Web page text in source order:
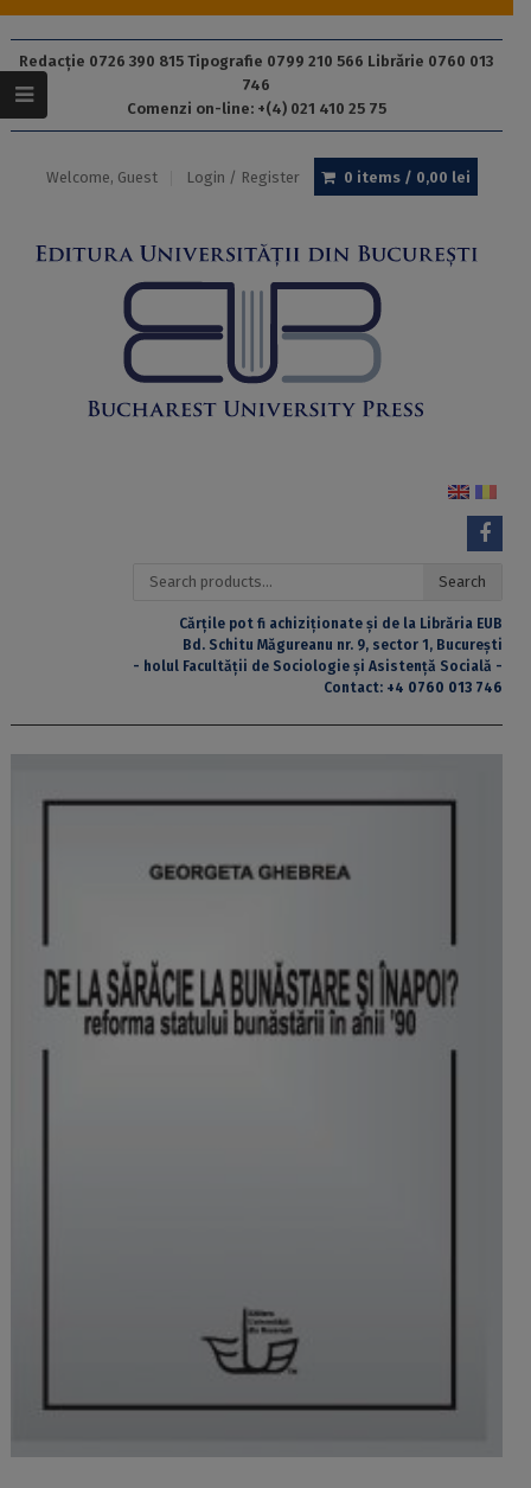
Redacție 0726 390 815 Tipografie 0799 210 566 Librărie 0760 013
746
Comenzi on-line: +(4) 021 410 25 75
Welcome, Guest Login / Register 0 items / 0,00 lei
Search
Search
Cărțile pot fi achiziționate și de la Librăria EUB
Bd. Schitu Măgureanu nr. 9, sector 1, București
- holul Facultății de Sociologie și Asistență Socială -
Contact: +4 0760 013 746